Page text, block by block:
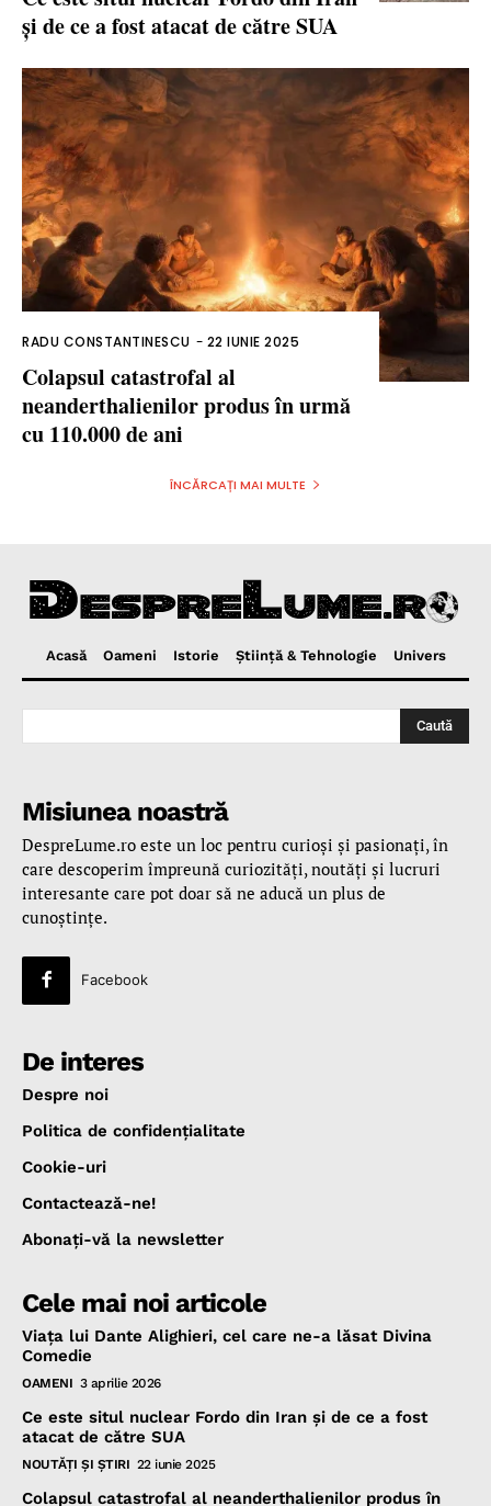
și de ce a fost atacat de către SUA
RADU CONSTANTINESCU - 22 IUNIE 2025
Colapsul catastrofal al
neanderthalienilor produs în urmă
cu 110.000 de ani
ÎNCĂRCAȚI MAI MULTE
Acasă Oameni Istorie Ştiinţă & Tehnologie Univers
Caută
Misiunea noastră
DespreLume.ro este un loc pentru curioşi şi pasionaţi, în
care descoperim împreună curiozităţi, noutăţi şi lucruri
interesante care pot doar să ne aducă un plus de
cunoştinţe.
Facebook
De interes
Despre noi
Politica de confidenţialitate
Cookie-uri
Contactează-ne!
Abonaţi-vă la newsletter
Cele mai noi articole
Viața lui Dante Alighieri, cel care ne-a lăsat Divina
Comedie
OAMENI 3 aprilie 2026
Ce este situl nuclear Fordo din Iran și de ce a fost
atacat de către SUA
NOUTĂŢI ŞI ŞTIRI 22 iunie 2025
Colapsul catastrofal al neanderthalienilor produs în